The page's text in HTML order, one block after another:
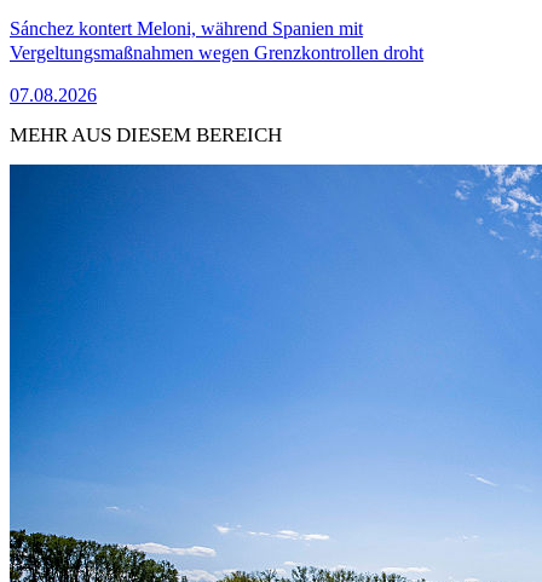
Sánchez kontert Meloni, während Spanien mit
Vergeltungsmaßnahmen wegen Grenzkontrollen droht
07.08.2026
MEHR AUS DIESEM BEREICH